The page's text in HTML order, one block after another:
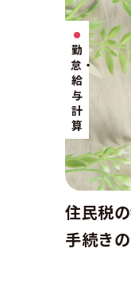
勤
怠・
給
与
計
算
住民税
手続き